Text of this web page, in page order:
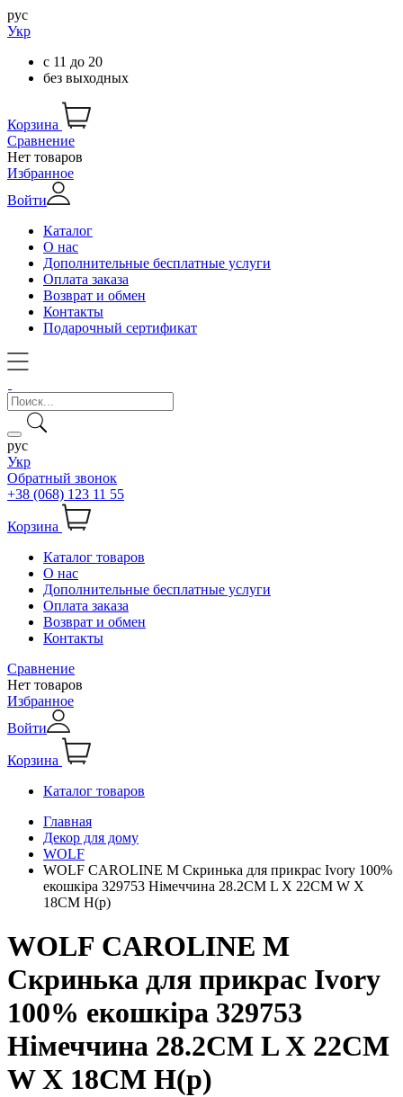
рус
Укр
с 11 до 20
без выходных
Корзина
Сравнение
Нет товаров
Избранное
Войти
Каталог
О нас
Дополнительные бесплатные услуги
Оплата заказа
Возврат и обмен
Контакты
Подарочный сертификат
рус
Укр
Обратный звонок
+38 (068) 123 11 55
Корзина
Каталог товаров
О нас
Дополнительные бесплатные услуги
Оплата заказа
Возврат и обмен
Контакты
Сравнение
Нет товаров
Избранное
Войти
Корзина
Каталог товаров
Главная
Декор для дому
WOLF
WOLF CAROLINE M Скринька для прикрас Ivory 100%
екошкіра 329753 Німеччина 28.2CM L X 22CM W X
18CM H(р)
WOLF CAROLINE M
Скринька для прикрас Ivory
100% екошкіра 329753
Німеччина 28.2CM L X 22CM
W X 18CM H(р)